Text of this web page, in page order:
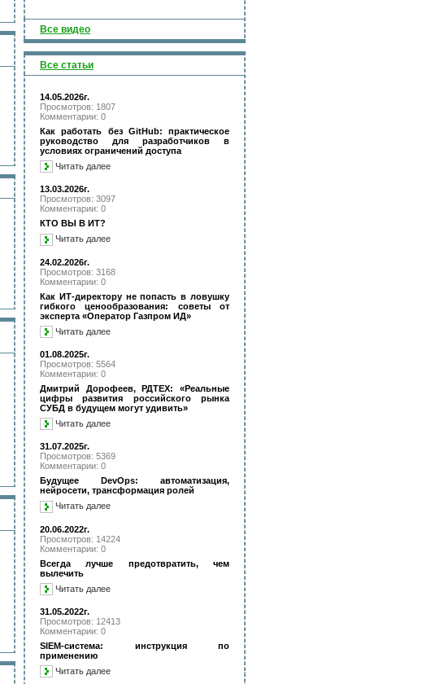
Все видео
Все статьи
14.05.2026г.
Просмотров: 1807
Комментарии: 0
Как работать без GitHub: практическое
руководство для разработчиков в
условиях ограничений доступа
Читать далее
13.03.2026г.
Просмотров: 3097
Комментарии: 0
КТО ВЫ В ИТ?
Читать далее
24.02.2026г.
Просмотров: 3168
Комментарии: 0
Как ИТ-директору не попасть в ловушку
гибкого ценообразования: советы от
эксперта «Оператор Газпром ИД»
Читать далее
01.08.2025г.
Просмотров: 5564
Комментарии: 0
Дмитрий Дорофеев, РДТЕХ: «Реальные
цифры развития российского рынка
СУБД в будущем могут удивить»
Читать далее
31.07.2025г.
Просмотров: 5369
Комментарии: 0
Будущее DevOps: автоматизация,
нейросети, трансформация ролей
Читать далее
20.06.2022г.
Просмотров: 14224
Комментарии: 0
Всегда лучше предотвратить, чем
вылечить
Читать далее
31.05.2022г.
Просмотров: 12413
Комментарии: 0
SIEM-система: инструкция по
применению
Читать далее